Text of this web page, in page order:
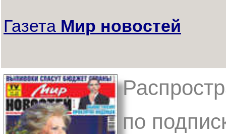
Газета Мир новостей
по